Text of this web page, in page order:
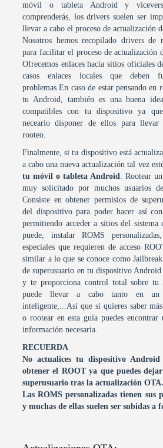
móvil o tableta Android y
comprenderás, los drivers suelen ser
llevar a cabo el proceso de actualización
Nosotros hemos recopilado drivers de
para facilitar el proceso de actualización
Ofrecemos enlaces hacia sitios oficiales
casos enlaces locales que deben
problemas.En caso de estar pensando en
tu Android, también es una buena
compatibles con tu dispositivo ya
neceario disponer de ellos para
rooteo.
Finalmente, si tu dispositivo está
a cabo una nueva actualización tal vez
tu móvil o tableta Android. Rootear
muy solicitado por muchos usuarios
Consiste en obtener permisios de
del dispositivo para poder hacer así
permitiendo acceder a sitios del sistema
puede, instalar ROMS
especiales que requieren de acceso
similar a lo que se conoce como
de superusuario en tu dispositivo
y te proporciona control total sobre
puede llevar a cabo tanto en
inteligente,...Así que si quieres saber
o rootear en esta guía puedes encontrar
información necesaria.
RECUERDA
No actualices tu dispositivo
obtener el ROOT ya que puedes
superusuario tras la actualización OTA.
Las ROMS personalizadas tienen sus
y muchas de ellas suelen ser subidas a